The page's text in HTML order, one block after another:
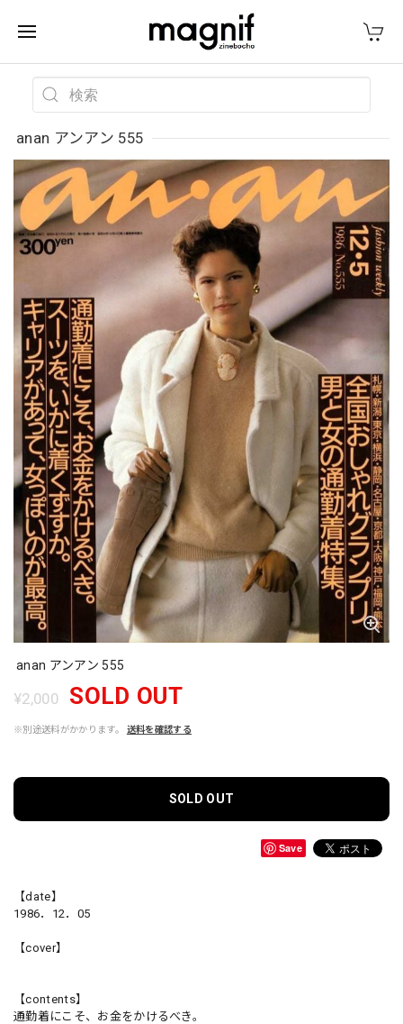
anan アンアン 555
anan アンアン 555
¥2,000 SOLD OUT
※別途送料がかかります。 送料を確認する
SOLD OUT
Save
【date】
1986．12．05
【cover】
【contents】
通勤着にこそ、お金をかけるべき。